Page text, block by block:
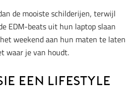
de mooiste schilderijen, terwijl
EDM-beats uit hun laptop slaan
weekend aan hun maten te laten
waar je van houdt.
een lifestyle